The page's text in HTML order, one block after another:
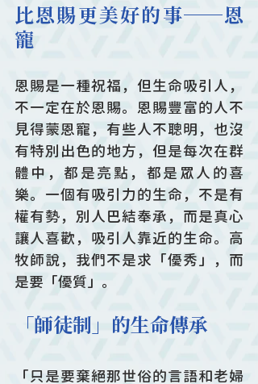
比恩賜更美好的事──恩
寵
恩賜是一種祝福，但生命吸引人，
不一定在於恩賜。恩賜豐富的人不
見得蒙恩寵，有些人不聰明，也沒
有特別出色的地方，但是每次在群
體中，都是亮點，都是眾人的喜
樂。一個有吸引力的生命，不是有
權有勢，別人巴結奉承，而是真心
讓人喜歡，吸引人靠近的生命。高
牧師說，我們不是求「優秀」，而
是要「優質」。
「師徒制」的生命傳承
「只是要棄絕那世俗的言語和老婦